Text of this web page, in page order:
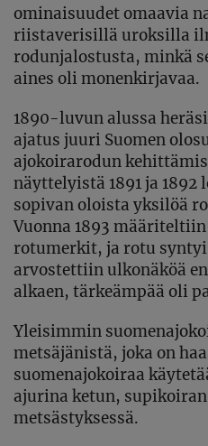
ominaisuudet omaavia
riistaverisillä uroksilla
rodunjalostusta, minkä
aines oli monenkirjavaa.
1890-luvun alussa
ajatus juuri Suomen
ajokoirarodun
näyttelyistä 1891 ja 1892
sopivan oloista yksilöä
Vuonna 1893
rotumerkit, ja rotu
arvostettiin ulkonäköä
alkaen, tärkeämpää oli
Yleisimmin
metsäjänistä, joka on
suomenajokoiraa
ajurina ketun,
metsästyksessä.